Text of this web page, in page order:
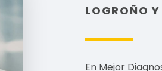
LOGROÑO
En Mejor